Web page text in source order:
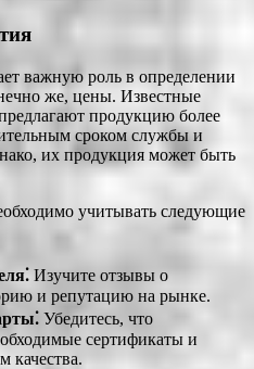
важную роль в определении
же, цены. Известные
продукцию более
сроком службы и
их продукция может быть
учитывать следующие
Изучите отзывы о
и репутацию на рынке.
Убедитесь, что
сертификаты и
качества.